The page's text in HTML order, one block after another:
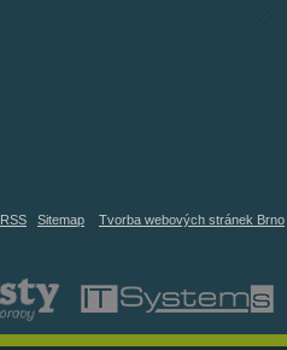
RSS Sitemap Tvorba webových stránek Brno